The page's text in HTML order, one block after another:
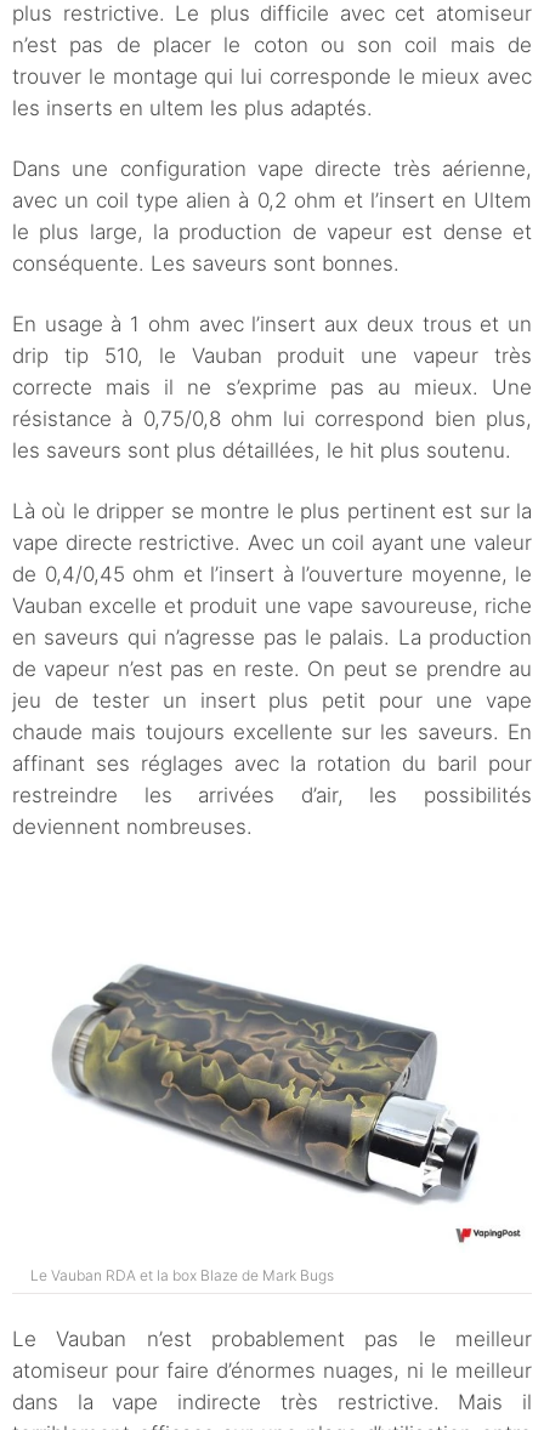
plus restrictive. Le plus difficile avec cet atomiseur
n’est pas de placer le coton ou son coil mais de
trouver le montage qui lui corresponde le mieux avec
les inserts en ultem les plus adaptés.
Dans une configuration vape directe très aérienne,
avec un coil type alien à 0,2 ohm et l’insert en Ultem
le plus large, la production de vapeur est dense et
conséquente. Les saveurs sont bonnes.
En usage à 1 ohm avec l’insert aux deux trous et un
drip tip 510, le Vauban produit une vapeur très
correcte mais il ne s’exprime pas au mieux. Une
résistance à 0,75/0,8 ohm lui correspond bien plus,
les saveurs sont plus détaillées, le hit plus soutenu.
Là où le dripper se montre le plus pertinent est sur la
vape directe restrictive. Avec un coil ayant une valeur
de 0,4/0,45 ohm et l’insert à l’ouverture moyenne, le
Vauban excelle et produit une vape savoureuse, riche
en saveurs qui n’agresse pas le palais. La production
de vapeur n’est pas en reste. On peut se prendre au
jeu de tester un insert plus petit pour une vape
chaude mais toujours excellente sur les saveurs. En
affinant ses réglages avec la rotation du baril pour
restreindre les arrivées d’air, les possibilités
deviennent nombreuses.
Le Vauban RDA et la box Blaze de Mark Bugs
Le Vauban n’est probablement pas le meilleur
atomiseur pour faire d’énormes nuages, ni le meilleur
dans la vape indirecte très restrictive. Mais il